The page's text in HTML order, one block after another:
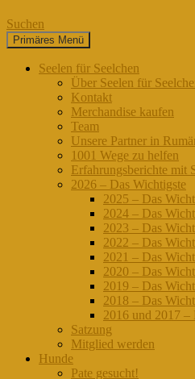
Seelen für
Suchen
Primäres Menü
Seelen für Seelchen
Über Seelen für
Kontakt
Merchandise kaufen
Team
Unsere Partner in
1001 Wege zu helfen
Erfahrungsberichte mit
2026 – Das Wichtigste
2025 – Das
2024 – Das
2023 – Das
2022 – Das
2021 – Das
2020 – Das
2019 – Das
2018 – Das
2016 und 2017 –
Satzung
Mitglied werden
Hunde
Pate gesucht!